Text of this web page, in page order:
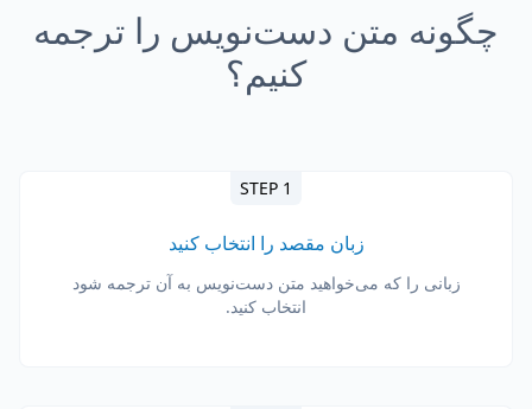
چگونه متن دست‌نویس را ترجمه
کنیم؟
STEP 1
زبان مقصد را انتخاب کنید
زبانی را که می‌خواهید متن دست‌نویس به آن ترجمه شود
انتخاب کنید.